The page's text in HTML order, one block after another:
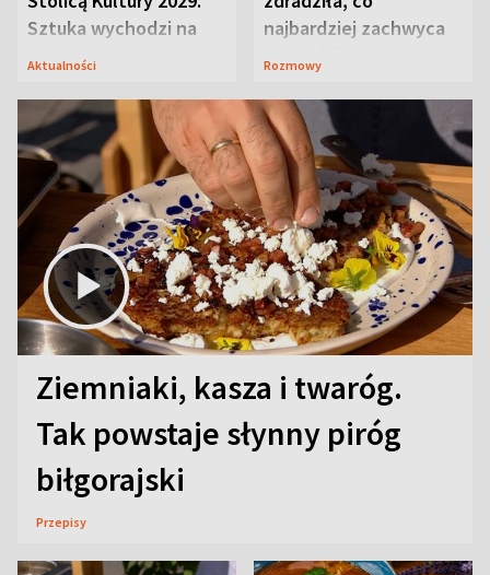
Sztuka wychodzi na
ulice
Aktualności
najbardziej zachwyca
ją w Lublinie
Rozmowy
Ziemniaki, kasza i twaróg.
Tak powstaje słynny piróg
biłgorajski
Przepisy